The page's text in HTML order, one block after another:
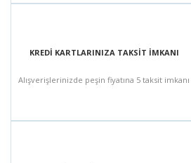
KREDİ KARTLARINIZA TAKSİT İMKANI
Alışverişlerinizde peşin fiyatına 5 taksit imkanı